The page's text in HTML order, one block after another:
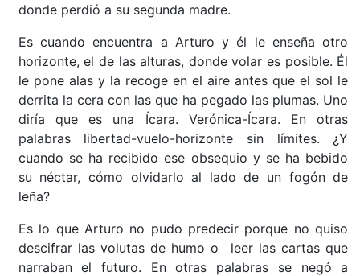
donde perdió a su segunda madre.
Es cuando encuentra a Arturo y él le enseña otro
horizonte, el de las alturas, donde volar es posible. Él
le pone alas y la recoge en el aire antes que el sol le
derrita la cera con las que ha pegado las plumas. Uno
diría que es una Ícara. Verónica-Ícara. En otras
palabras libertad-vuelo-horizonte sin límites. ¿Y
cuando se ha recibido ese obsequio y se ha bebido
su néctar, cómo olvidarlo al lado de un fogón de
leña?
Es lo que Arturo no pudo predecir porque no quiso
descifrar las volutas de humo o leer las cartas que
narraban el futuro. En otras palabras se negó a